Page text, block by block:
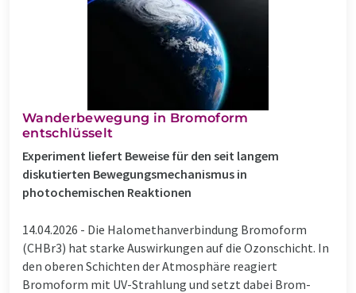
Wanderbewegung in Bromoform
entschlüsselt
Experiment liefert Beweise für den seit langem
diskutierten Bewegungsmechanismus in
photochemischen Reaktionen
14.04.2026 - Die Halomethanverbindung Bromoform
(CHBr3) hat starke Auswirkungen auf die Ozonschicht. In
den oberen Schichten der Atmosphäre reagiert
Bromoform mit UV-Strahlung und setzt dabei Brom-